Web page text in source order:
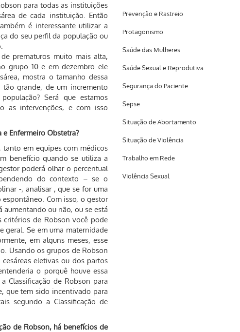
para todas as instituições
de cada instituição. Então
é interessante utilizar a
do seu perfil da população ou
prematuros muito mais alta,
grupo 10 e em dezembro ele
mostra o tamanho dessa
grande, de um incremento
Será que estamos
as intervenções, e com isso
Enfermeiro Obstetra?
tanto em equipes com médicos
benefício quando se utiliza a
poderá olhar o percentual
do contexto – se o
-, analisar , que se for uma
Com isso, o gestor
ou não, ou se está
de Robson você pode
geral. Se em uma maternidade
em alguns meses, esse
Usando os grupos de Robson
eletivas ou dos partos
o porquê houve essa
Classificação de Robson para
que tem sido incentivado para
segundo a Classificação de
de Robson, há benefícios de
Prevenção e Rastreio
Protagonismo
Saúde das Mulheres
Saúde Sexual e Reprodutiva
Segurança do Paciente
Sepse
Situação de Abortamento
Situação de Violência
Trabalho em Rede
Violência Sexual